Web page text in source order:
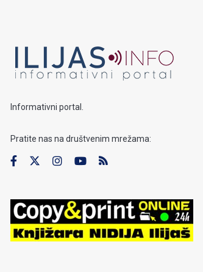
Informativni portal.
Pratite nas na društvenim mrežama: